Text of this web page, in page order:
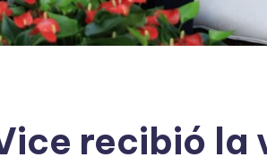
recibió la